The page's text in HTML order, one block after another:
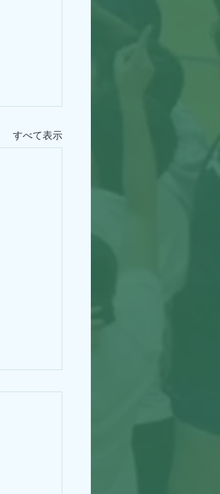
すべて表示